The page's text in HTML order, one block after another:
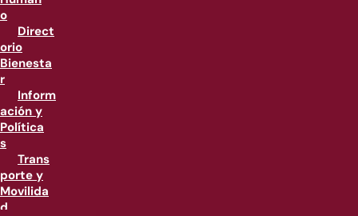
o
Direct
orio
Bienesta
r
Inform
ación y
Política
s
Trans
porte y
Movilida
d